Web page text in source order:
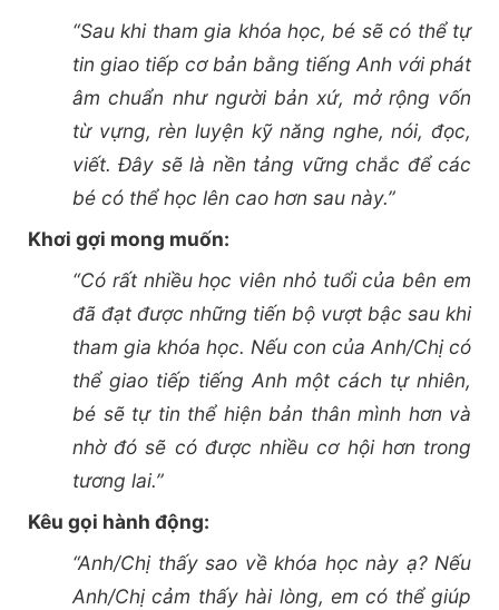
“Sau khi tham gia khóa học, bé sẽ có thể tự
tin giao tiếp cơ bản bằng tiếng Anh với phát
âm chuẩn như người bản xứ, mở rộng vốn
từ vựng, rèn luyện kỹ năng nghe, nói, đọc,
viết. Đây sẽ là nền tảng vững chắc để các
bé có thể học lên cao hơn sau này.”
Khơi gợi mong muốn:
“Có rất nhiều học viên nhỏ tuổi của bên em
đã đạt được những tiến bộ vượt bậc sau khi
tham gia khóa học. Nếu con của Anh/Chị có
thể giao tiếp tiếng Anh một cách tự nhiên,
bé sẽ tự tin thể hiện bản thân mình hơn và
nhờ đó sẽ có được nhiều cơ hội hơn trong
tương lai.”
Kêu gọi hành động:
“Anh/Chị thấy sao về khóa học này ạ? Nếu
Anh/Chị cảm thấy hài lòng, em có thể giúp